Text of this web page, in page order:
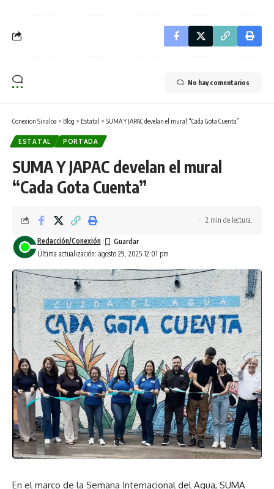
No hay comentarios
Conexion Sinaloa > Blog > Estatal > SUMA Y JAPAC develan el mural “Cada Gota Cuenta”
ESTATAL PORTADA
SUMA Y JAPAC develan el mural
“Cada Gota Cuenta”
Última actualización: agosto 29, 2025 12:01 pm
Redacción/Conexión
2 min de lectura.
En el marco de la Semana Internacional del Agua, SUMA